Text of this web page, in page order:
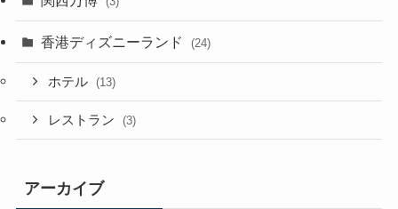
香港ディズニーランド (24)
ホテル (13)
レストラン (3)
アーカイブ